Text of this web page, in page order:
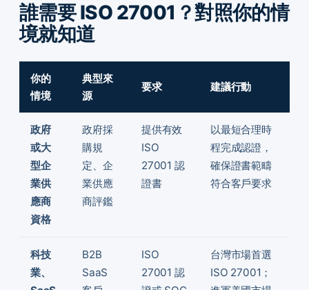
誰需要 ISO 27001？對照你的情
境就知道
你的
情境
典型來
源
要求 建議行動
政府
或大
型企
業供
應商
資格
政府採
購規
定、企
業供應
商評鑑
提供有效
ISO
27001 認
證書
以最短合理時
程完成認證，
確保證書範疇
符合客戶要求
科技
業、
B2B
SaaS
ISO
27001 認
台灣市場首選
ISO 27001；